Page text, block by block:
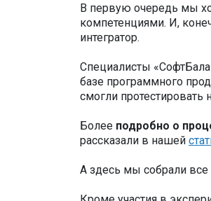
В первую очередь мы
компетенциями. И,
интегратор.
Специалисты
базе программного
смогли
Более подробно о
рассказали в нашей
А здесь мы собрали все